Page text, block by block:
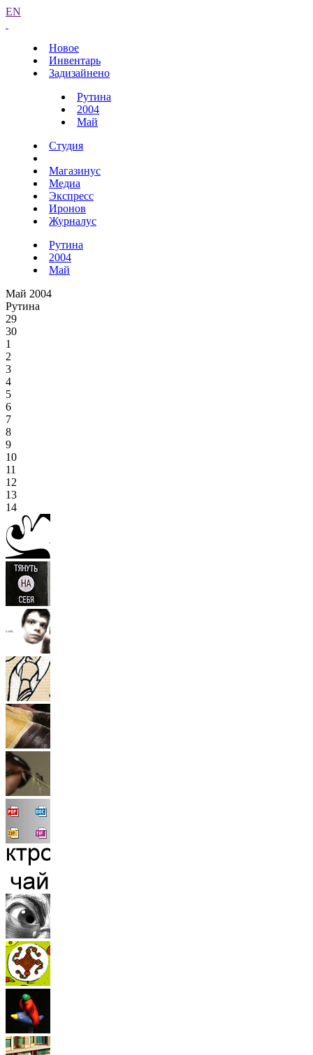
EN
Новое
Инвентарь
Задизайнено
Рутина
2004
Май
Студия
Магазинус
Медиа
Экспресс
Иронов
Журналус
Рутина
2004
Май
Май 2004
Рутина
29
30
1
2
3
4
5
6
7
8
9
10
11
12
13
14